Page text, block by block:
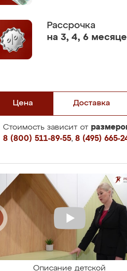
Рассрочка
на 3, 4, 6
Цена Доставка
Стоимость зависит от
8 (800) 511-89-55, 8 (495) 665-
Описание детской